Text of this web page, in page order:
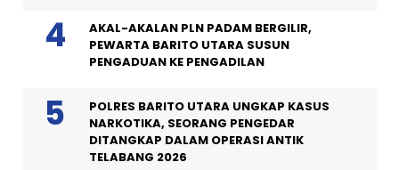
AKAL-AKALAN PLN PADAM BERGILIR,
PEWARTA BARITO UTARA SUSUN
PENGADUAN KE PENGADILAN
POLRES BARITO UTARA UNGKAP KASUS
NARKOTIKA, SEORANG PENGEDAR
DITANGKAP DALAM OPERASI ANTIK
TELABANG 2026